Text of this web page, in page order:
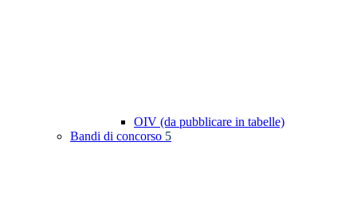
OIV (da pubblicare in tabelle)
Bandi di concorso 5